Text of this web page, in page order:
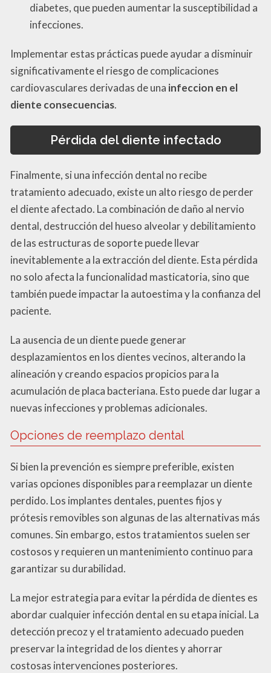
diabetes, que pueden aumentar la susceptibilidad a
infecciones.
Implementar estas prácticas puede ayudar a disminuir
significativamente el riesgo de complicaciones
cardiovasculares derivadas de una infeccion en el
diente consecuencias.
Pérdida del diente infectado
Finalmente, si una infección dental no recibe
tratamiento adecuado, existe un alto riesgo de perder
el diente afectado. La combinación de daño al nervio
dental, destrucción del hueso alveolar y debilitamiento
de las estructuras de soporte puede llevar
inevitablemente a la extracción del diente. Esta pérdida
no solo afecta la funcionalidad masticatoria, sino que
también puede impactar la autoestima y la confianza del
paciente.
La ausencia de un diente puede generar
desplazamientos en los dientes vecinos, alterando la
alineación y creando espacios propicios para la
acumulación de placa bacteriana. Esto puede dar lugar a
nuevas infecciones y problemas adicionales.
Opciones de reemplazo dental
Si bien la prevención es siempre preferible, existen
varias opciones disponibles para reemplazar un diente
perdido. Los implantes dentales, puentes fijos y
prótesis removibles son algunas de las alternativas más
comunes. Sin embargo, estos tratamientos suelen ser
costosos y requieren un mantenimiento continuo para
garantizar su durabilidad.
La mejor estrategia para evitar la pérdida de dientes es
abordar cualquier infección dental en su etapa inicial. La
detección precoz y el tratamiento adecuado pueden
preservar la integridad de los dientes y ahorrar
costosas intervenciones posteriores.